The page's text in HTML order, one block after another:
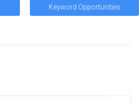
Keyword Opportunities